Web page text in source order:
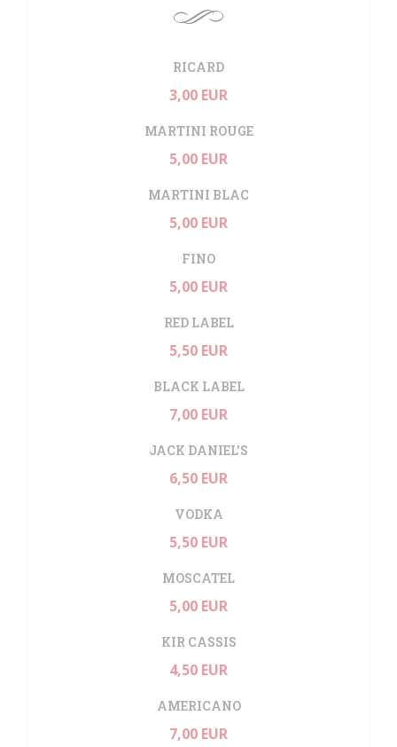
RICARD
3,00 EUR
MARTINI ROUGE
5,00 EUR
MARTINI BLAC
5,00 EUR
FINO
5,00 EUR
RED LABEL
5,50 EUR
BLACK LABEL
7,00 EUR
JACK DANIEL'S
6,50 EUR
VODKA
5,50 EUR
MOSCATEL
5,00 EUR
KIR CASSIS
4,50 EUR
AMERICANO
7,00 EUR